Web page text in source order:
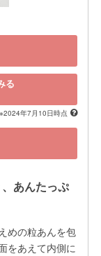
る
※2024年7月10日時点
あんたっぷ
めの粒あんを包
をあえて内側に